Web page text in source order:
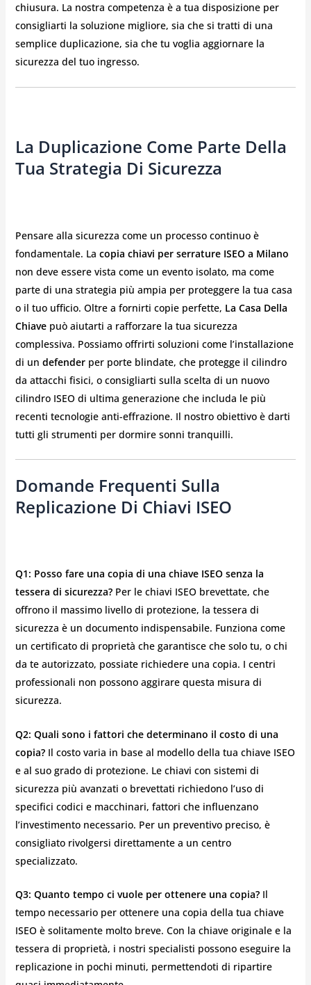
chiusura. La nostra competenza è a tua disposizione per
consigliarti la soluzione migliore, sia che si tratti di una
semplice duplicazione, sia che tu voglia aggiornare la
sicurezza del tuo ingresso.
La Duplicazione Come Parte Della
Tua Strategia Di Sicurezza
Pensare alla sicurezza come un processo continuo è
fondamentale. La copia chiavi per serrature ISEO a Milano
non deve essere vista come un evento isolato, ma come
parte di una strategia più ampia per proteggere la tua casa
o il tuo ufficio. Oltre a fornirti copie perfette, La Casa Della
Chiavepuò aiutarti a rafforzare la tua sicurezza
complessiva. Possiamo offrirti soluzioni come l’installazione
di un defenderper porte blindate, che protegge il cilindro
da attacchi fisici, o consigliarti sulla scelta di un nuovo
cilindro ISEO di ultima generazione che includa le più
recenti tecnologie anti-effrazione. Il nostro obiettivo è darti
tutti gli strumenti per dormire sonni tranquilli.
Domande Frequenti Sulla
Replicazione Di Chiavi ISEO
Q1: Posso fare una copia di una chiave ISEO senza la
tessera di sicurezza?Per le chiavi ISEO brevettate, che
offrono il massimo livello di protezione, la tessera di
sicurezza è un documento indispensabile. Funziona come
un certificato di proprietà che garantisce che solo tu, o chi
da te autorizzato, possiate richiedere una copia. I centri
professionali non possono aggirare questa misura di
sicurezza.
Q2: Quali sono i fattori che determinano il costo di una
copia?Il costo varia in base al modello della tua chiave ISEO
e al suo grado di protezione. Le chiavi con sistemi di
sicurezza più avanzati o brevettati richiedono l’uso di
specifici codici e macchinari, fattori che influenzano
l’investimento necessario. Per un preventivo preciso, è
consigliato rivolgersi direttamente a un centro
specializzato.
Q3: Quanto tempo ci vuole per ottenere una copia?Il
tempo necessario per ottenere una copia della tua chiave
ISEO è solitamente molto breve. Con la chiave originale e la
tessera di proprietà, i nostri specialisti possono eseguire la
replicazione in pochi minuti, permettendoti di ripartire